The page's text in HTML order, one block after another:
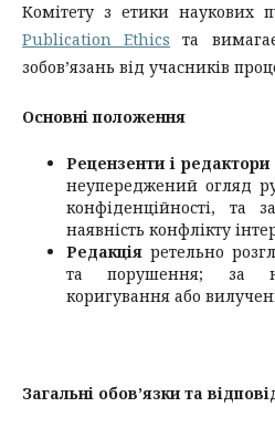
Комітету з етики наукових
Publication Ethics та
зобов’язань від учасників
Основні положення
Рецензенти і редактори
неупереджений огляд
конфіденційності, та
наявність конфлікту
Редакція ретельно
та порушення; за
коригування або
Загальні обов’язки та